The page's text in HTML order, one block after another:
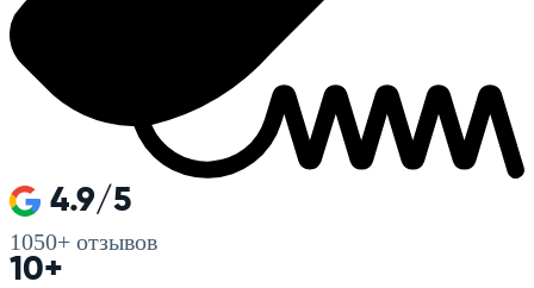
4.9/5
1050+ отзывов
10+